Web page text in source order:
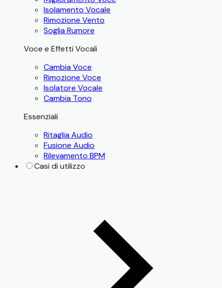
Isolamento Vocale
Rimozione Vento
Soglia Rumore
Voce e Effetti Vocali
Cambia Voce
Rimozione Voce
Isolatore Vocale
Cambia Tono
Essenziali
Ritaglia Audio
Fusione Audio
Rilevamento BPM
Casi di utilizzo